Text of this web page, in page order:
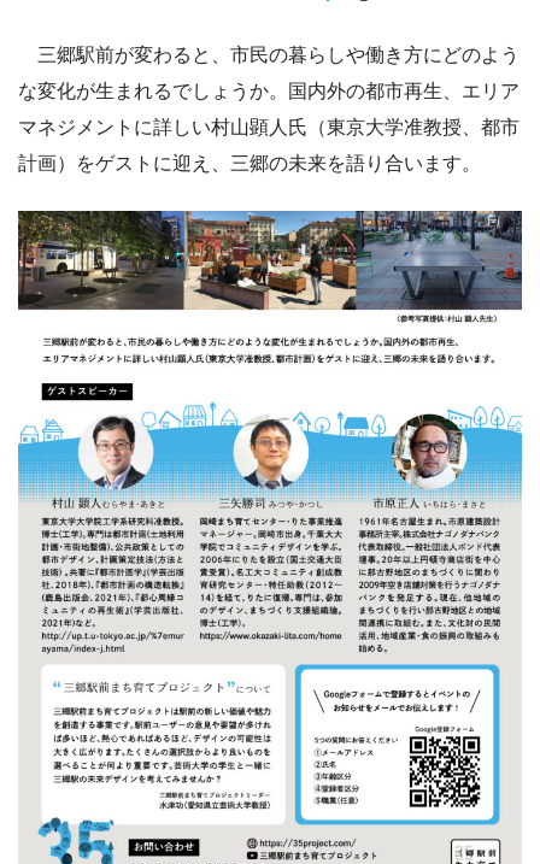
三郷駅前が変わると、市民の暮らしや働き方にどのよう
な変化が生まれるでしょうか。国内外の都市再生、エリア
マネジメントに詳しい村山顕人氏（東京大学准教授、都市
計画）をゲストに迎え、三郷の未来を語り合います。